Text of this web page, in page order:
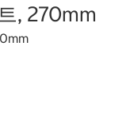
, 270mm